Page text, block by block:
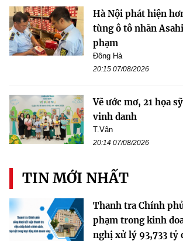
Hà Nội phát hiện
tùng ô tô nhãn
phạm
Đông Hà
20:15 07/08/2026
Vẽ ước mơ, 21 họa
vinh danh
T.Vân
20:14 07/08/2026
TIN MỚI NHẤT
Thanh tra Chính
phạm trong kinh
nghị xử lý 93,733 tỷ